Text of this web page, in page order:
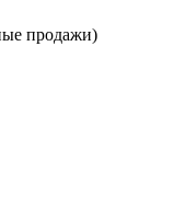
продажи)